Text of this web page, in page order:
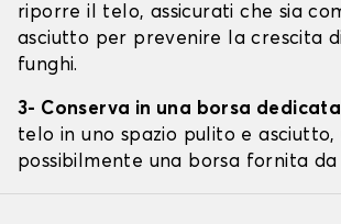
riporre il telo, assicurati che sia
asciutto per prevenire la crescita
funghi.
3- Conserva in una borsa dedicata
telo in uno spazio pulito e asciutto,
possibilmente una borsa fornita da